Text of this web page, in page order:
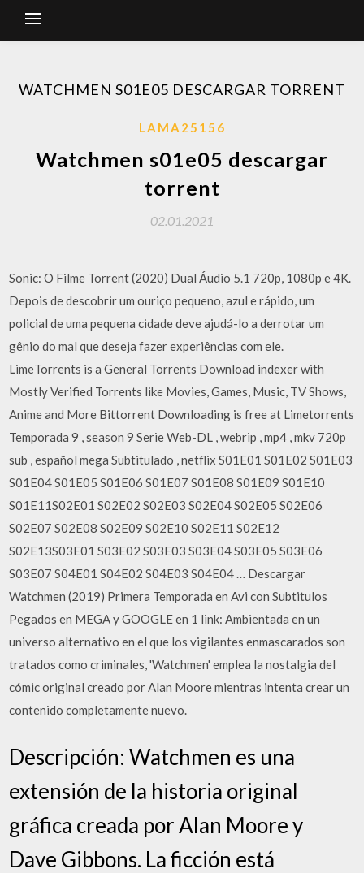
WATCHMEN S01E05 DESCARGAR TORRENT
LAMA25156
Watchmen s01e05 descargar
torrent
02.01.2021
Sonic: O Filme Torrent (2020) Dual Áudio 5.1 720p, 1080p e 4K.
Depois de descobrir um ouriço pequeno, azul e rápido, um
policial de uma pequena cidade deve ajudá-lo a derrotar um
gênio do mal que deseja fazer experiências com ele.
LimeTorrents is a General Torrents Download indexer with
Mostly Verified Torrents like Movies, Games, Music, TV Shows,
Anime and More Bittorrent Downloading is free at Limetorrents
Temporada 9 , season 9 Serie Web-DL , webrip , mp4 , mkv 720p
sub , español mega Subtitulado , netflix S01E01 S01E02 S01E03
S01E04 S01E05 S01E06 S01E07 S01E08 S01E09 S01E10
S01E11S02E01 S02E02 S02E03 S02E04 S02E05 S02E06
S02E07 S02E08 S02E09 S02E10 S02E11 S02E12
S02E13S03E01 S03E02 S03E03 S03E04 S03E05 S03E06
S03E07 S04E01 S04E02 S04E03 S04E04 … Descargar
Watchmen (2019) Primera Temporada en Avi con Subtitulos
Pegados en MEGA y GOOGLE en 1 link: Ambientada en un
universo alternativo en el que los vigilantes enmascarados son
tratados como criminales, 'Watchmen' emplea la nostalgia del
cómic original creado por Alan Moore mientras intenta crear un
contenido completamente nuevo.
Descripción: Watchmen es una
extensión de la historia original
gráfica creada por Alan Moore y
Dave Gibbons. La ficción está